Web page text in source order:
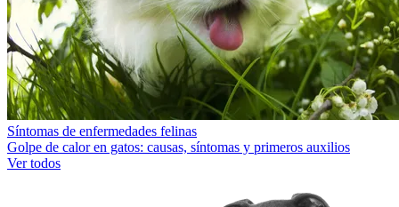
Síntomas de enfermedades felinas
Golpe de calor en gatos: causas, síntomas y primeros auxilios
Ver todos